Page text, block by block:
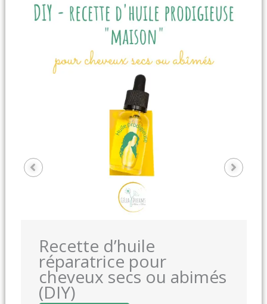
Recette d’huile
réparatrice pour
cheveux secs ou abimés
(DIY)